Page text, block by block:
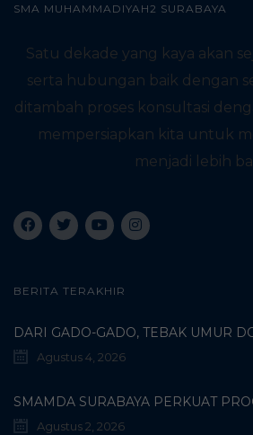
SMA MUHAMMADIYAH2 SURABAYA
Satu dekade yang kaya akan
serta hubungan baik dengan
ditambah proses konsultasi
mempersiapkan kita untuk
menjadi lebih
BERITA TERAKHIR
Agustus 4, 2026
Agustus 2, 2026